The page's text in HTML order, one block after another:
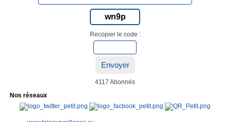
wn9p
Recopier le code :
Envoyer
4117 Abonnés
Nos réseaux